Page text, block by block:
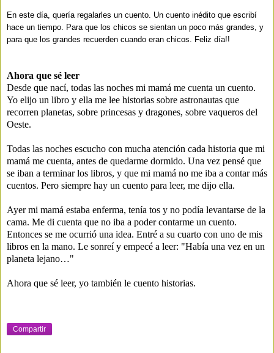
En este día, quería regalarles un cuento. Un cuento inédito que escribí
hace un tiempo. Para que los chicos se sientan un poco más grandes, y
para que los grandes recuerden cuando eran chicos. Feliz día!!
Ahora que sé leer
Desde que nací, todas las noches mi mamá me cuenta un cuento.
Yo elijo un libro y ella me lee historias sobre astronautas que
recorren planetas, sobre princesas y dragones, sobre vaqueros del
Oeste.
Todas las noches escucho con mucha atención cada historia que mi
mamá me cuenta, antes de quedarme dormido. Una vez pensé que
se iban a terminar los libros, y que mi mamá no me iba a contar más
cuentos. Pero siempre hay un cuento para leer, me dijo ella.
Ayer mi mamá estaba enferma, tenía tos y no podía levantarse de la
cama. Me di cuenta que no iba a poder contarme un cuento.
Entonces se me ocurrió una idea. Entré a su cuarto con uno de mis
libros en la mano. Le sonreí y empecé a leer: "Había una vez en un
planeta lejano…"
Ahora que sé leer, yo también le cuento historias.
Compartir